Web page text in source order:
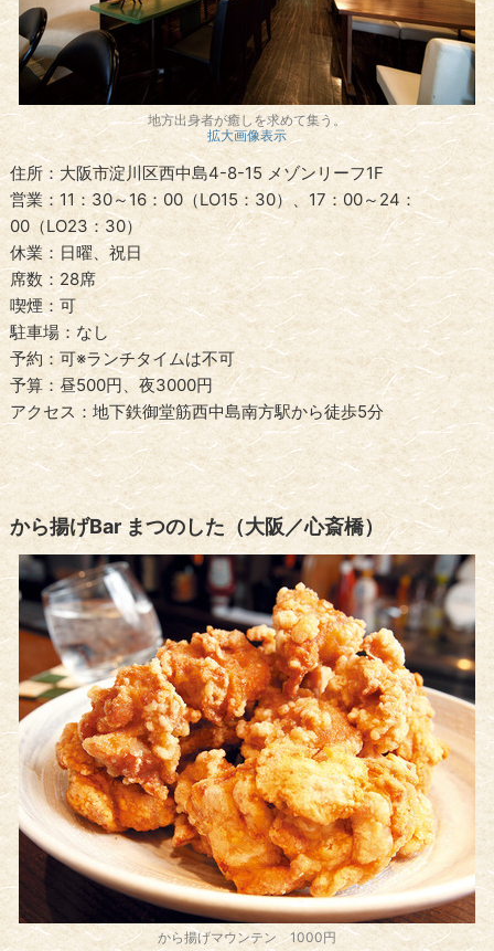
地方出身者が癒しを求めて集う。
拡大画像表示
住所：大阪市淀川区西中島4-8-15 メゾンリーフ1F
営業：11：30～16：00（LO15：30）、17：00～24：
00（LO23：30）
休業：日曜、祝日
席数：28席
喫煙：可
駐車場：なし
予約：可※ランチタイムは不可
予算：昼500円、夜3000円
アクセス：地下鉄御堂筋西中島南方駅から徒歩5分
から揚げBar まつのした（大阪／心斎橋）
から揚げマウンテン 1000円